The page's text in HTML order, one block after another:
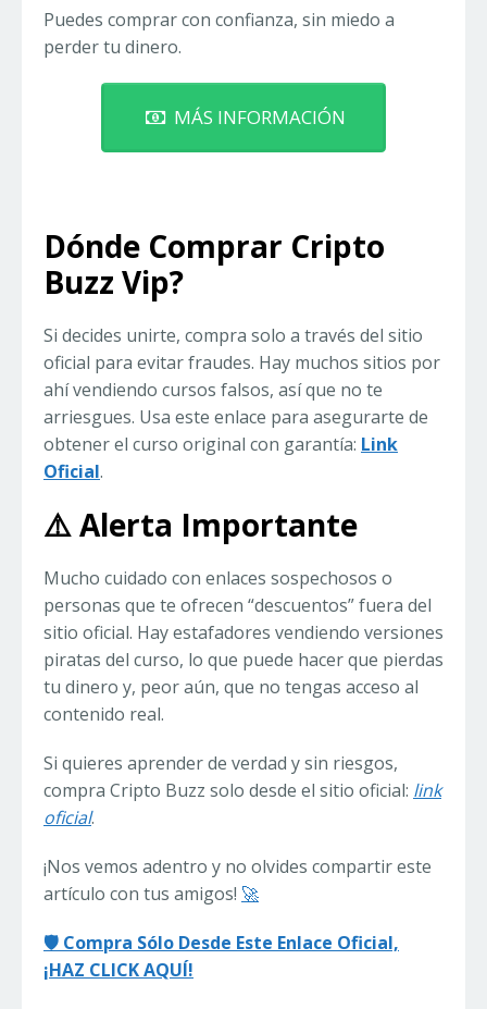
Puedes comprar con confianza, sin miedo a
perder tu dinero.
MÁS INFORMACIÓN
Dónde Comprar Cripto
Buzz Vip?
Si decides unirte, compra solo a través del sitio
oficial para evitar fraudes. Hay muchos sitios por
ahí vendiendo cursos falsos, así que no te
arriesgues. Usa este enlace para asegurarte de
obtener el curso original con garantía: Link
Oficial.
⚠️ Alerta Importante
Mucho cuidado con enlaces sospechosos o
personas que te ofrecen “descuentos” fuera del
sitio oficial. Hay estafadores vendiendo versiones
piratas del curso, lo que puede hacer que pierdas
tu dinero y, peor aún, que no tengas acceso al
contenido real.
Si quieres aprender de verdad y sin riesgos,
compra Cripto Buzz solo desde el sitio oficial: link
oficial.
¡Nos vemos adentro y no olvides compartir este
artículo con tus amigos! 🚀
🛡️ Compra Sólo Desde Este Enlace Oficial,
¡HAZ CLICK AQUÍ!